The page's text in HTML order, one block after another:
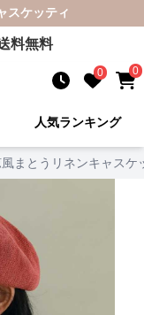
スケッティ
料無料
0 0
人気ランキング
まとうリネンキャスケ